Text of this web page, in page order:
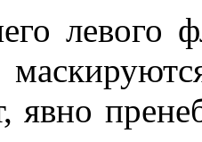
левого
явно